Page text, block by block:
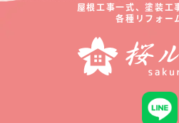
屋根工事一式、塗装工
各種リフォー